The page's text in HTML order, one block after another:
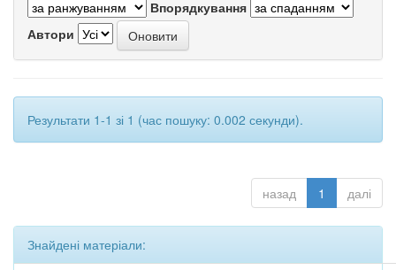
Впорядкування
Автори
Результати 1-1 зі 1 (час пошуку: 0.002 секунди).
назад 1 далі
Знайдені матеріали: